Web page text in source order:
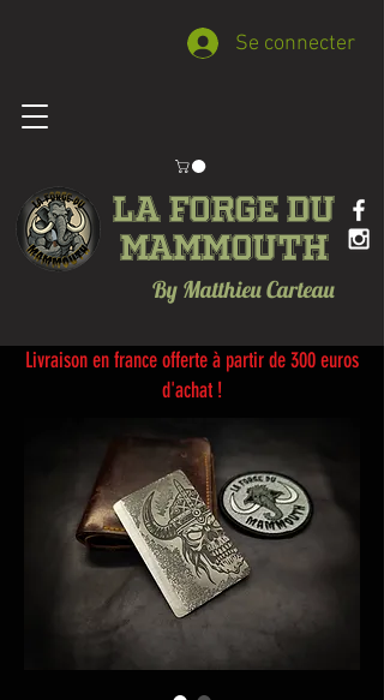
La forge du
Mammouth
By Matthieu Carteau
Se connecter
Livraison en france offerte à partir de 300 euros
d'achat !